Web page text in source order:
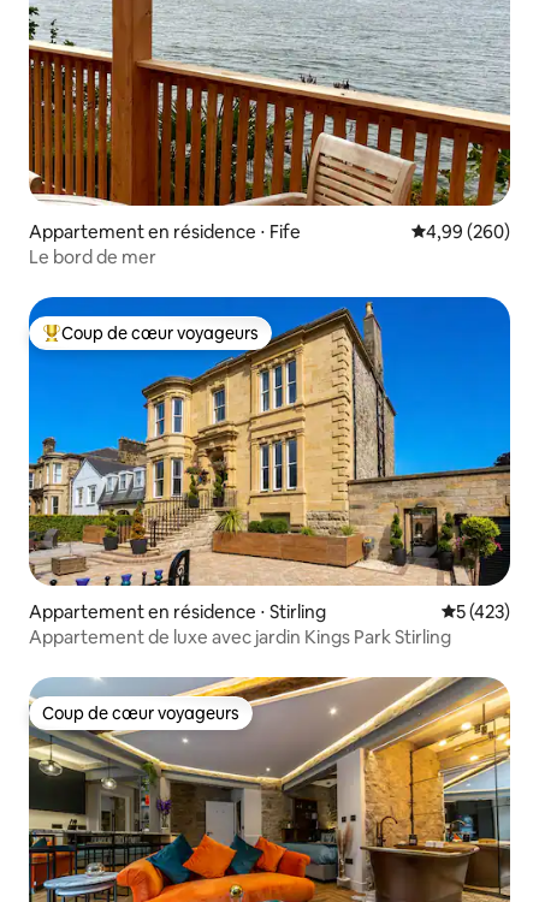
Appartement en résidence ⋅ Fife Évaluation
4,99 (260)
Le bord de mer
Coups de cœur voyageurs les plus appréciés
Coup de cœur voyageurs
Appartement en résidence ⋅ Stirling Évaluation
5 (423)
Appartement de luxe avec jardin Kings Park Stirling
Coup de cœur voyageurs
Coup de cœur voyageurs